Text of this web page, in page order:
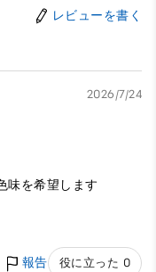
レビューを書く
2026/7/24
味を希望します
報告 役に立った 0